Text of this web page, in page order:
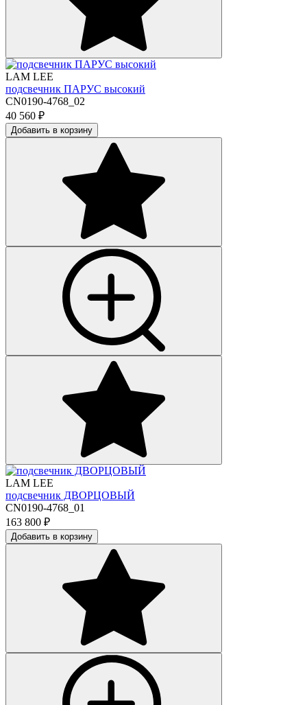
LAM LEE
подсвечник ПАРУС высокий
CN0190-4768_02
40 560 ₽
Добавить в корзину
LAM LEE
подсвечник ДВОРЦОВЫЙ
CN0190-4768_01
163 800 ₽
Добавить в корзину